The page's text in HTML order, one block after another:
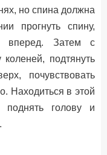
но спина должна
прогнуть спину,
вперед. Затем с
подтянуть
почувствовать
Находиться в этой
голову и